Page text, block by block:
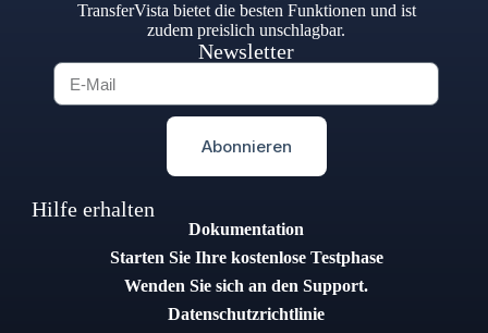
TransferVista bietet die besten Funktionen und ist
zudem preislich unschlagbar.
Newsletter
Abonnieren
Hilfe erhalten
Dokumentation
Starten Sie Ihre kostenlose Testphase
Wenden Sie sich an den Support.
Datenschutzrichtlinie